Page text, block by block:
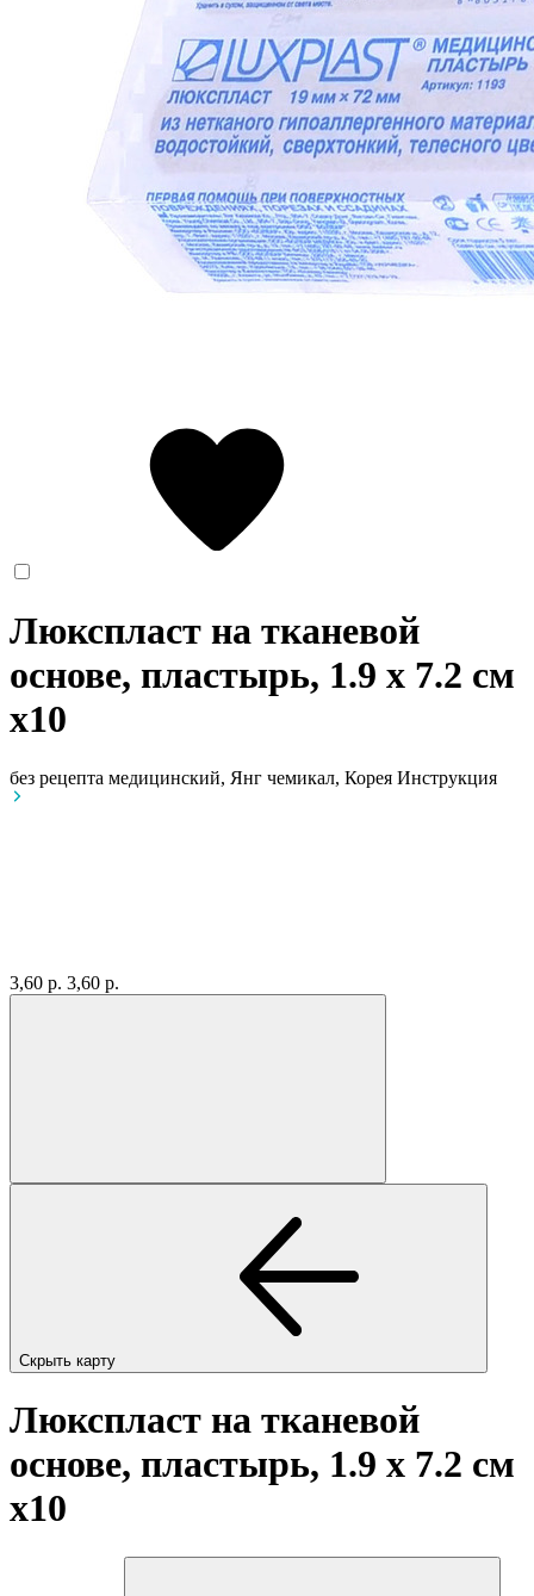
Люкспласт на тканевой
основе, пластырь, 1.9 х 7.2 см
x10
без рецепта медицинский, Янг чемикал, Корея Инструкция
3,60 р. 3,60 р.
Скрыть карту
Люкспласт на тканевой
основе, пластырь, 1.9 х 7.2 см
x10